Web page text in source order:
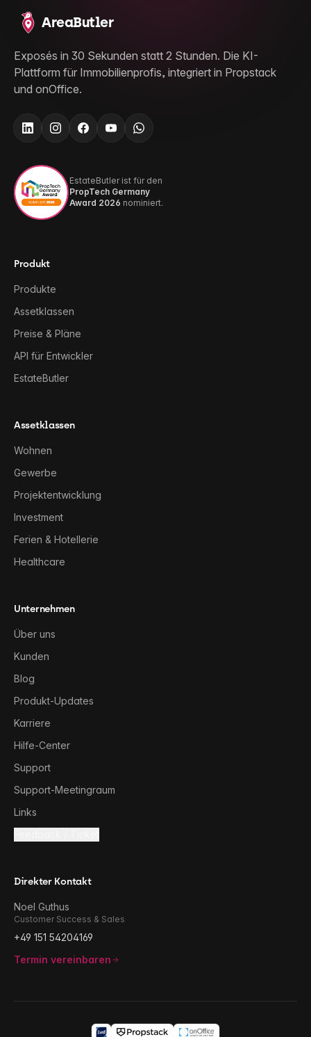
AreaButler
Exposés in 30 Sekunden statt 2 Stunden. Die KI-
Plattform für Immobilienprofis, integriert in Propstack
und onOffice.
EstateButler ist für den
PropTech Germany
Award 2026 nominiert.
Produkt
Produkte
Assetklassen
Preise & Pläne
API für Entwickler
EstateButler
Assetklassen
Wohnen
Gewerbe
Projektentwicklung
Investment
Ferien & Hotellerie
Healthcare
Unternehmen
Über uns
Kunden
Blog
Produkt-Updates
Karriere
Hilfe-Center
Support
Support-Meetingraum
Links
Direkter Kontakt
Noel Guthus
Customer Success & Sales
+49 151 54204169
Termin vereinbaren